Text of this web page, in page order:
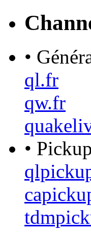
•
ql.fr
qw.fr
•